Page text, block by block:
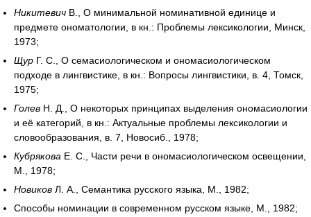
Никитевич В., О минимальной номинативной единице и
предмете ономатологии, в кн.: Проблемы лексикологии, Минск,
1973;
Щур Г. С., О семасиологическом и ономасиологическом
подходе в лингвистике, в кн.: Вопросы лингвистики, в. 4, Томск,
1975;
Голев Н. Д., О некоторых принципах выделения ономасиологии
и её категорий, в кн.: Актуальные проблемы лексикологии и
словообразования, в. 7, Новосиб., 1978;
Кубрякова Е. С., Части речи в ономасиологическом освещении,
М., 1978;
Новиков Л. А., Семантика русского языка, М., 1982;
Способы номинации в современном русском языке, М., 1982;